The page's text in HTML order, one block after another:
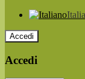
Accedi
Accedi